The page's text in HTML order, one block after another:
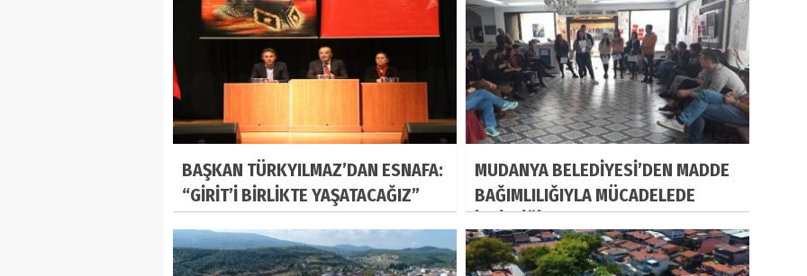
BAŞKAN TÜRKYILMAZ’DAN ESNAFA:
“GİRİT’İ BİRLİKTE YAŞATACAĞIZ”
MUDANYA BELEDİYESİ’DEN MADDE
BAĞIMLILIĞIYLA MÜCADELEDE